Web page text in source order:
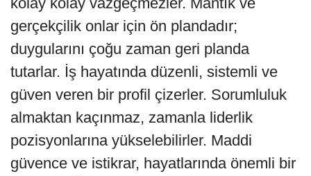
gerçekçilik onlar için ön plandadır;
duygularını çoğu zaman geri planda
tutarlar. İş hayatında düzenli, sistemli ve
güven veren bir profil çizerler. Sorumluluk
almaktan kaçınmaz, zamanla liderlik
pozisyonlarına yükselebilirler. Maddi
güvence ve istikrar, hayatlarında önemli bir